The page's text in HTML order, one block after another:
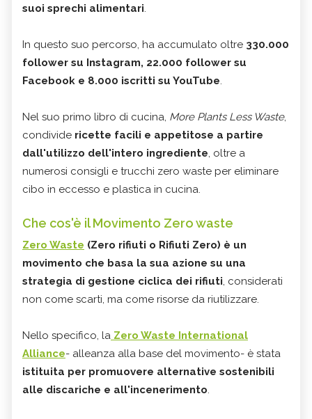
suoi sprechi alimentari.
In questo suo percorso, ha accumulato oltre 330.000
follower su Instagram, 22.000 follower su
Facebook e 8.000 iscritti su YouTube.
Nel suo primo libro di cucina, More Plants Less Waste,
condivide ricette facili e appetitose a partire
dall'utilizzo dell'intero ingrediente, oltre a
numerosi consigli e trucchi zero waste per eliminare
cibo in eccesso e plastica in cucina.
Che cos'è il Movimento Zero waste
Zero Waste (Zero rifiuti o Rifiuti Zero) è un
movimento che basa la sua azione su una
strategia di gestione ciclica dei rifiuti, considerati
non come scarti, ma come risorse da riutilizzare.
Nello specifico, la Zero Waste International
Alliance- alleanza alla base del movimento- è stata
istituita per promuovere alternative sostenibili
alle discariche e all'incenerimento.